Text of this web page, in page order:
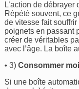
L’action de
Répété souvent, ce
de vitesse fait
poignets en passant
créer de véritables
avec l’âge. La boîte
• 3)Consommer
Si une boîte